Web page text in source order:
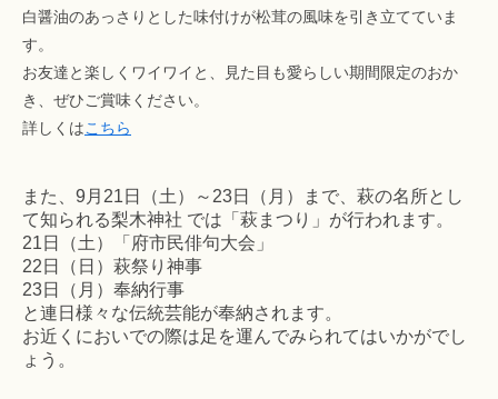
白醤油のあっさりとした味付けが松茸の風味を引き立てていま
す。
お友達と楽しくワイワイと、見た目も愛らしい期間限定のおか
き、ぜひご賞味ください。
詳しくはこちら
また、9月21日（土）～23日（月）まで、萩の名所とし
て知られる梨木神社 では「萩まつり」が行われます。
21日（土）「府市民俳句大会」
22日（日）萩祭り神事
23日（月）奉納行事
と連日様々な伝統芸能が奉納されます。
お近くにおいでの際は足を運んでみられてはいかがでし
ょう。